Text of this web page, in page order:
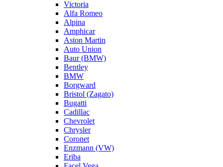
Victoria
Alfa Romeo
Alpina
Amphicar
Aston Martin
Auto Union
Baur (BMW)
Bentley
BMW
Borgward
Bristol (Zagato)
Bugatti
Cadillac
Chevrolet
Chrysler
Coronet
Enzmann (VW)
Eriba